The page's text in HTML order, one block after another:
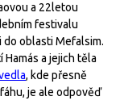
a 22letou
festivalu
do oblasti Mefalsim.
a jejich těla
, kde přesně
je ale odpověď